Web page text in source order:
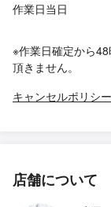
作業日当日
※作業日確定から
頂きません。
キャンセルポリシ
店舗について